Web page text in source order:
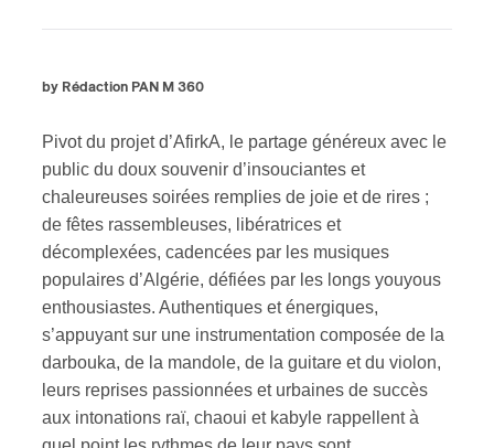
by Rédaction PAN M 360
Pivot du projet d’AfirkA, le partage généreux avec le
public du doux souvenir d’insouciantes et
chaleureuses soirées remplies de joie et de rires ;
de fêtes rassembleuses, libératrices et
décomplexées, cadencées par les musiques
populaires d’Algérie, défiées par les longs youyous
enthousiastes. Authentiques et énergiques,
s’appuyant sur une instrumentation composée de la
darbouka, de la mandole, de la guitare et du violon,
leurs reprises passionnées et urbaines de succès
aux intonations raï, chaoui et kabyle rappellent à